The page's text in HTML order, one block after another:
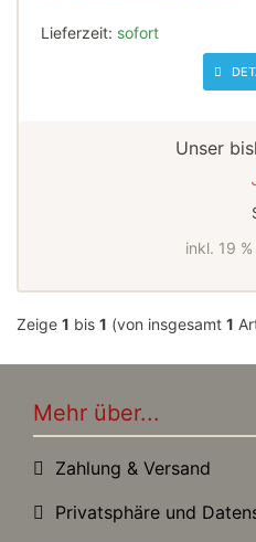
Lieferzeit: sofort
Unser
inkl. 19
Zeige 1 bis 1 (von insgesamt 1
Mehr über...
Zahlung & Versand
Privatsphäre und